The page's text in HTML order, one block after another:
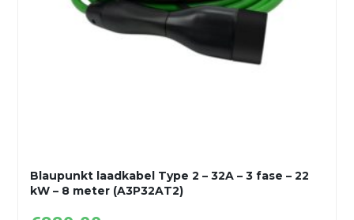
Blaupunkt laadkabel Type 2 – 32A – 3 fase – 22
kW – 8 meter (A3P32AT2)